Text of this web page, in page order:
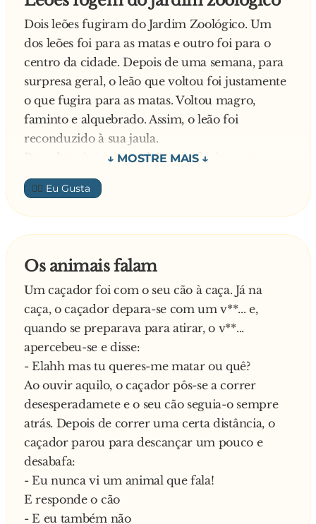
Dois leões fugiram do Jardim Zoológico. Um
dos leões foi para as matas e outro foi para o
centro da cidade. Depois de uma semana, para
surpresa geral, o leão que voltou foi justamente
o que fugira para as matas. Voltou magro,
faminto e alquebrado. Assim, o leão foi
reconduzido à sua jaula.
Passados oito meses o leão que fugira para o
centro da cidade foi recapturado. E voltou para
o Jardim Zoológico gordo, sadio e a vender
saúde. Mal ficaram juntos de novo, o leão que
fugira para a floresta perguntou ao colega:
tempo todo e ainda voltar com esta saúde?
O outro leão então explicou:
- Enchi-me de coragem e fui esconder-me
numa repartição pública. Cada dia comia um
funcionário e ninguém dava por falta dele.
Curioso pergunta o primeiro leão:
- E porque voltaste então para cá? Tinham
acabado os funcionários?
Explica o segundo leão:
-Nada disso. Funcionários públicos é coisa que
nunca mais acaba. É que eu cometi um erro
gravíssimo. Tinha comido o director geral, um
director de serviços, um chefe de divisão, um
chefe de repartição, um chefe de secção,
👍🏼
Os animais falam
Um caçador foi com o seu cão à caça. Já na
caça, o caçador depara-se com um v**... e,
quando se preparava para atirar, o v**...
apercebeu-se e disse:
- Elahh mas tu queres-me matar ou quê?
Ao ouvir aquilo, o caçador pôs-se a correr
desesperadamete e o seu cão seguia-o sempre
atrás. Depois de correr uma certa distância, o
caçador parou para descançar um pouco e
desabafa:
- Eu nunca vi um animal que fala!
E responde o cão
- E eu também não